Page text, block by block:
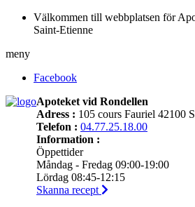
Välkommen till webbplatsen för
Saint-Etienne
meny
Facebook
Apoteket vid Rondellen
Adress : 105 cours Fauriel 42100
Telefon : 04.77.25.18.00
Information :
Öppettider
Måndag - Fredag 09:00-19:00
Lördag 08:45-12:15
Skanna recept